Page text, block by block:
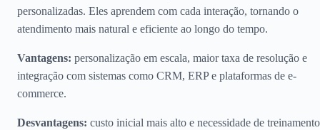
personalizadas. Eles aprendem com cada interação, tornando o
atendimento mais natural e eficiente ao longo do tempo.
Vantagens: personalização em escala, maior taxa de resolução e
integração com sistemas como CRM, ERP e plataformas de e-
commerce.
Desvantagens: custo inicial mais alto e necessidade de treinamento